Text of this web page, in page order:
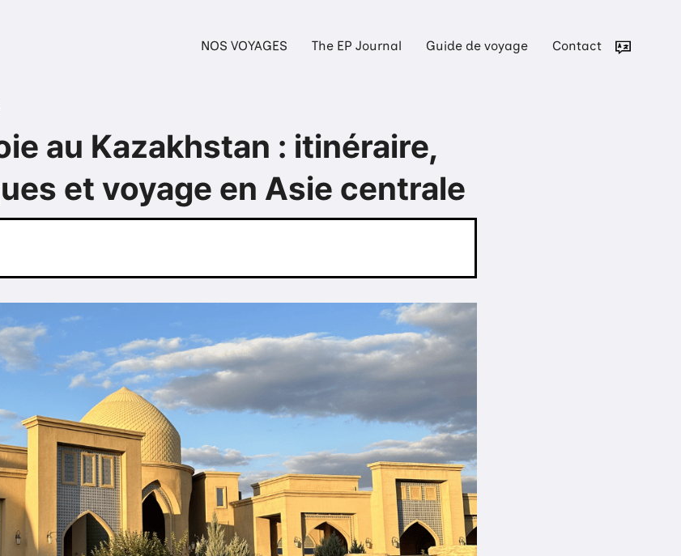
NOS VOYAGES The EP Journal Guide de voyage Contact
au Kazakhstan : itinéraire,
et voyage en Asie centrale